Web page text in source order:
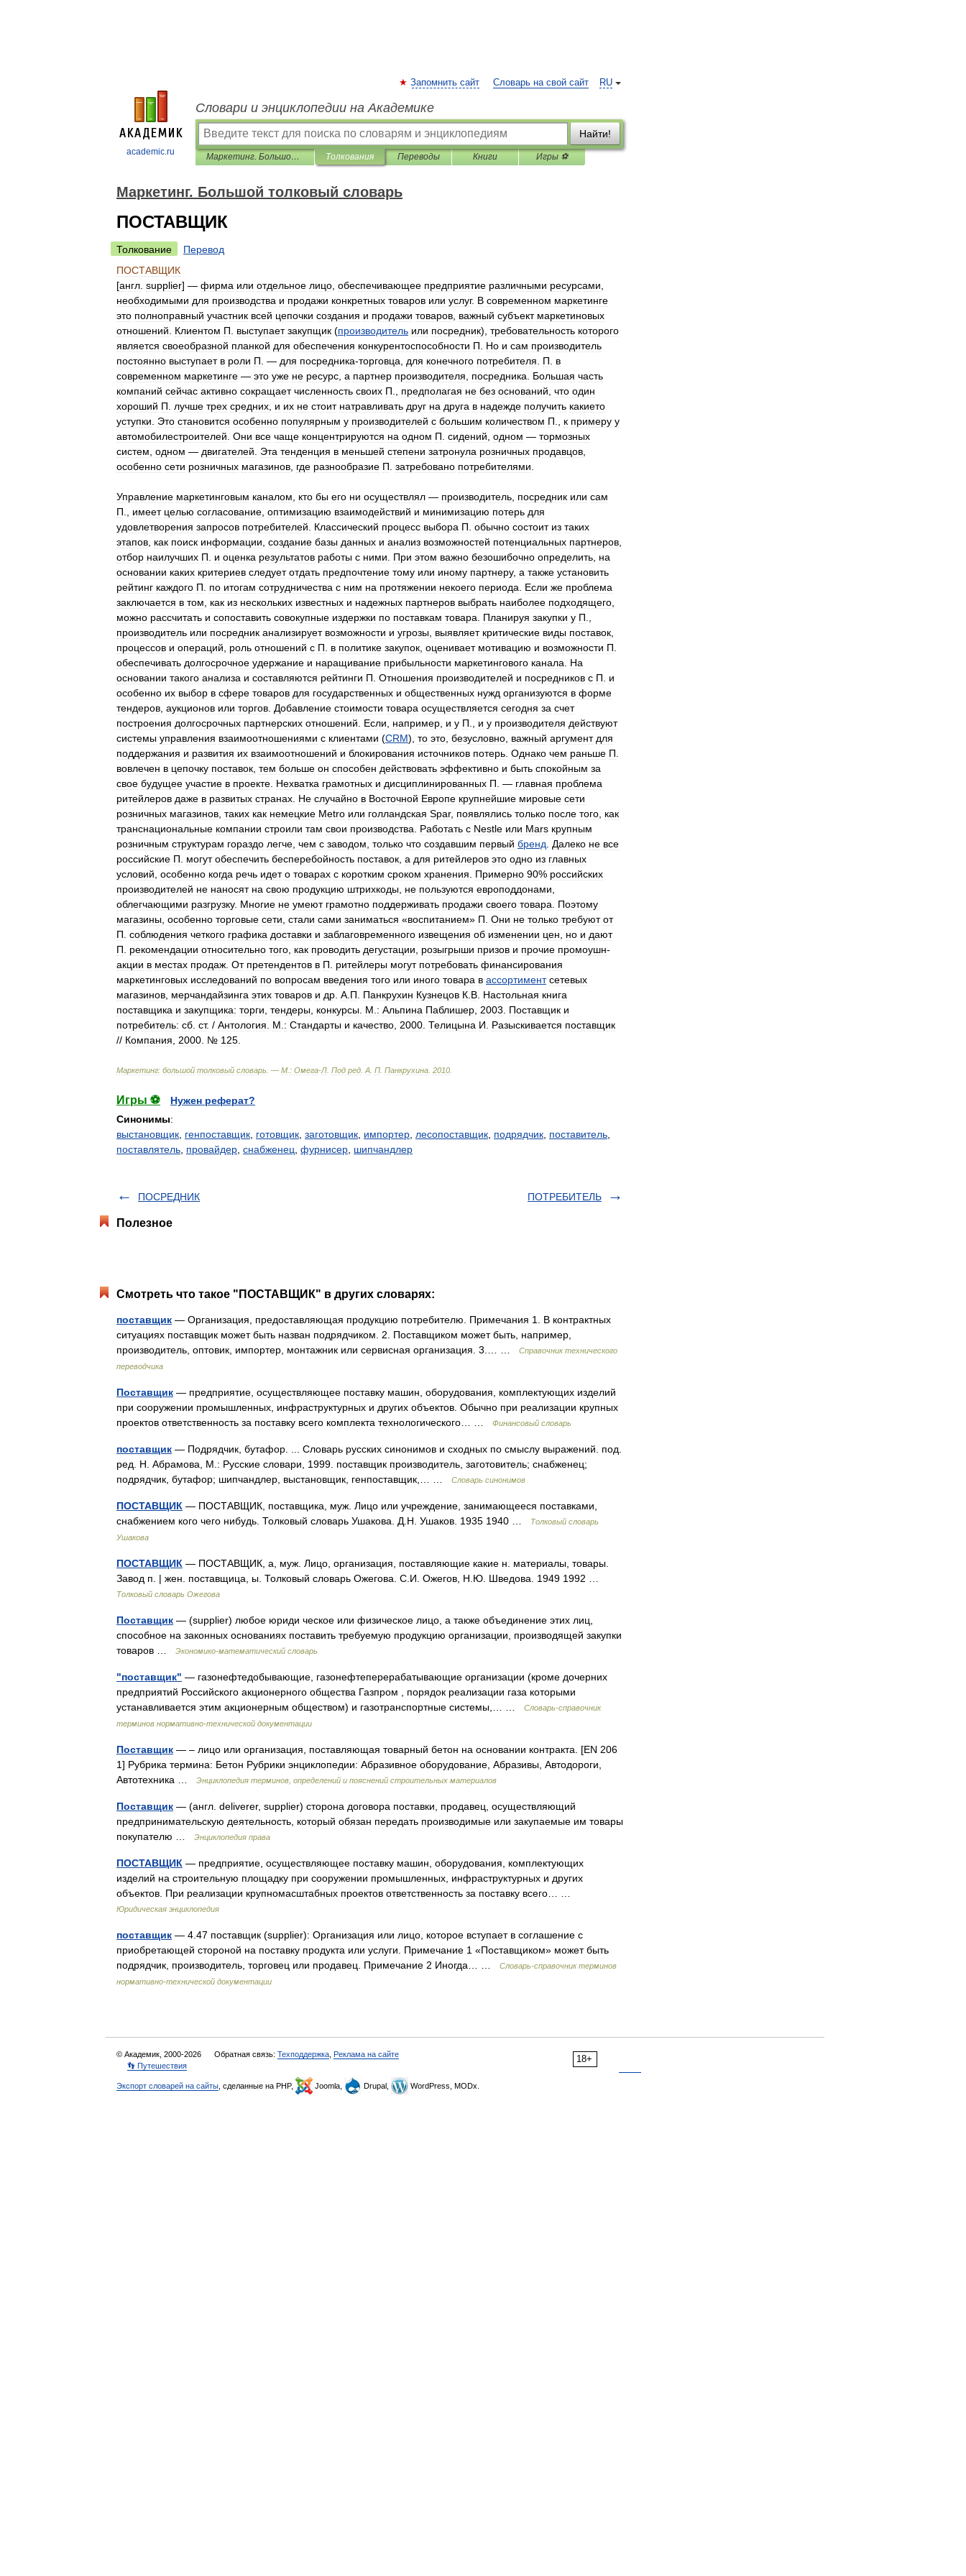
academic.ru
RU
Запомнить сайт Словарь на свой сайт
Словари и энциклопедии на Академике
Найти!
Маркетинг. Большой толковый словарь Толкования Переводы Книги Игры ⚽
Маркетинг. Большой толковый словарь
ПОСТАВЩИК
Толкование
Перевод
ПОСТАВЩИК
[англ supplier] — фирма или отдельное лицо обеспечивающее предприятие различными ресурсами
необходимыми для производства и продажи конкретных товаров или услуг. В современном маркетинге
это полноправный участник всей цепочки создания и продажи товаров важный субъект маркетиновых
отношений
Клиентом П выступает закупщик (производитель или посредник), требовательность которого
является своеобразной планкой для обеспечения конкурентоспособности П Но и сам производитель
постоянно выступает в роли П . — для посредника-торговца для конечного потребителя П
в
современном маркетинге — это уже не ресурс а партнер производителя посредника Большая часть
компаний сейчас активно сокращает численность своих П предполагая не без оснований что один
хороший П лучше трех средних и их не стоит натравливать друг на друга в надежде получить какието
уступки
Это становится особенно популярным у производителей с большим количеством П к примеру у
автомобилестроителей Они все чаще концентрируются на одном П сидений одном — тормозных
систем одном — двигателей Эта тенденция в меньшей степени затронула розничных продавцов
особенно сети розничных магазинов где разнообразие П затребовано потребителями
Управление маркетинговым каналом кто бы его ни осуществлял — производитель посредник или сам
П
имеет целью согласование оптимизацию взаимодействий и минимизацию потерь для
удовлетворения запросов потребителей Классический процесс выбора П обычно состоит из таких
этапов как поиск информации создание базы данных и анализ возможностей потенциальных партнеров
отбор наилучших П и оценка результатов работы с ними При этом важно безошибочно определить на
основании каких критериев следует отдать предпочтение тому или иному партнеру, а также установить
рейтинг каждого П по итогам сотрудничества с ним на протяжении некоего периода Если же проблема
заключается в том как из нескольких известных и надежных партнеров выбрать наиболее подходящего
можно рассчитать и сопоставить совокупные издержки по поставкам товара Планируя закупки у П
производитель или посредник анализирует возможности и угрозы выявляет критические виды поставок
процессов и операций роль отношений с П в политике закупок оценивает мотивацию и возможности П
обеспечивать долгосрочное удержание и наращивание прибыльности маркетингового канала
На
основании такого анализа и составляются рейтинги П Отношения производителей и посредников с П
и
особенно их выбор в сфере товаров для государственных и общественных нужд организуются в форме
тендеров аукционов или торгов Добавление стоимости товара осуществляется сегодня за счет
построения долгосрочных партнерских отношений Если например и у П и у производителя действуют
системы управления взаимоотношениями с клиентами (CRM), то это безусловно важный аргумент для
поддержания и развития их взаимоотношений и блокирования источников потерь Однако чем раньше П
вовлечен в цепочку поставок тем больше он способен действовать эффективно и быть спокойным за
свое будущее участие в проекте Нехватка грамотных и дисциплинированных П . — главная проблема
ритейлеров даже в развитых странах Не случайно в Восточной Европе крупнейшие мировые сети
розничных магазинов таких как немецкие Metro или голландская Spar, появлялись только после того как
транснациональные компании строили там свои производства Работать с Nestle или Mars крупным
розничным структурам гораздо легче чем с заводом только что создавшим первый бренд Далеко не все
российские П могут обеспечить бесперебойность поставок а для ритейлеров это одно из главных
условий особенно когда речь идет о товарах с коротким сроком хранения Примерно 90% российских
производителей не наносят на свою продукцию штрихкоды не пользуются европоддонами
облегчающими разгрузку. Многие не умеют грамотно поддерживать продажи своего товара
Поэтому
магазины особенно торговые сети стали сами заниматься «воспитанием» П Они не только требуют от
П соблюдения четкого графика доставки и заблаговременного извещения об изменении цен но и дают
П
рекомендации относительно того как проводить дегустации розыгрыши призов и прочие промоушн-
акции в местах продаж От претендентов в П ритейлеры могут потребовать финансирования
маркетинговых исследований по вопросам введения того или иного товара в ассортимент сетевых
магазинов мерчандайзинга этих товаров и др А П Панкрухин Кузнецов К В Настольная книга
поставщика и закупщика: торги тендеры конкурсы М : Альпина Паблишер 2003 Поставщик и
потребитель: сб ст. / Антология М : Стандарты и качество 2000 Телицына И Разыскивается поставщик
// Компания 2000 . № 125
Маркетинг: большой толковый словарь . — М : Омега-Л Под ред А П Панкрухина 2010
Игры ⚽
Нужен реферат?
Синонимы:
выстановщик генпоставщик готовщик заготовщик импортер лесопоставщик подрядчик поставитель
поставлятель провайдер снабженец фурнисер шипчандлер
ПОСРЕДНИК ПОТРЕБИТЕЛЬ
Полезное
Смотреть что такое "ПОСТАВЩИК" в других словарях:
поставщик — Организация, предоставляющая продукцию потребителю. Примечания 1. В контрактных
ситуациях поставщик может быть назван подрядчиком. 2. Поставщиком может быть, например,
производитель, оптовик, импортер, монтажник или сервисная организация. 3.… …
Справочник технического
переводчика
Поставщик — предприятие, осуществляющее поставку машин, оборудования, комплектующих изделий
при сооружении промышленных, инфраструктурных и других объектов. Обычно при реализации крупных
проектов ответственность за поставку всего комплекта технологического… …
Финансовый словарь
поставщик — Подрядчик, бутафор. ... Словарь русских синонимов и сходных по смыслу выражений. под.
ред. Н. Абрамова, М.: Русские словари, 1999. поставщик производитель, заготовитель; снабженец;
подрядчик, бутафор; шипчандлер, выстановщик, генпоставщик,… …
Словарь синонимов
ПОСТАВЩИК — ПОСТАВЩИК, поставщика, муж. Лицо или учреждение, занимающееся поставками,
снабжением кого чего нибудь. Толковый словарь Ушакова. Д.Н. Ушаков. 1935 1940 …
Толковый словарь
Ушакова
ПОСТАВЩИК — ПОСТАВЩИК, а, муж. Лицо, организация, поставляющие какие н. материалы, товары.
Завод п. | жен. поставщица, ы. Толковый словарь Ожегова. С.И. Ожегов, Н.Ю. Шведова. 1949 1992 …
Толковый словарь Ожегова
Поставщик — (supplier) любое юриди ческое или физическое лицо, а также объединение этих лиц,
способное на законных основаниях поставить требуемую продукцию организации, производящей закупки
товаров …
Экономико-математический словарь
"поставщик" — газонефтедобывающие, газонефтеперерабатывающие организации (кроме дочерних
предприятий Российского акционерного общества Газпром , порядок реализации газа которыми
устанавливается этим акционерным обществом) и газотранспортные системы,… …
Словарь-справочник
терминов нормативно-технической документации
Поставщик — – лицо или организация, поставляющая товарный бетон на основании контракта. [EN 206
1] Рубрика термина: Бетон Рубрики энциклопедии: Абразивное оборудование, Абразивы, Автодороги,
Автотехника …
Энциклопедия терминов, определений и пояснений строительных материалов
Поставщик — (англ. deliverer, supplier) сторона договора поставки, продавец, осуществляющий
предпринимательскую деятельность, который обязан передать производимые или закупаемые им товары
покупателю …
Энциклопедия права
ПОСТАВЩИК — предприятие, осуществляющее поставку машин, оборудования, комплектующих
изделий на строительную площадку при сооружении промышленных, инфраструктурных и других
объектов. При реализации крупномасштабных проектов ответственность за поставку всего… …
Юридическая энциклопедия
поставщик — 4.47 поставщик (supplier): Организация или лицо, которое вступает в соглашение с
приобретающей стороной на поставку продукта или услуги. Примечание 1 «Поставщиком» может быть
подрядчик, производитель, торговец или продавец. Примечание 2 Иногда… …
Словарь-справочник терминов
нормативно-технической документации
18+
© Академик, 2000-2026 Обратная связь: Техподдержка Реклама на сайте
👣 Путешествия
Экспорт словарей на сайты , сделанные на PHP, Joomla, Drupal, WordPress, MODx.